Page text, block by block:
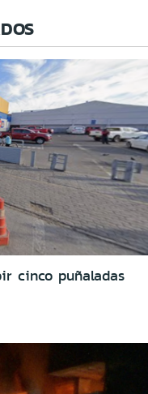
cinco puñaladas